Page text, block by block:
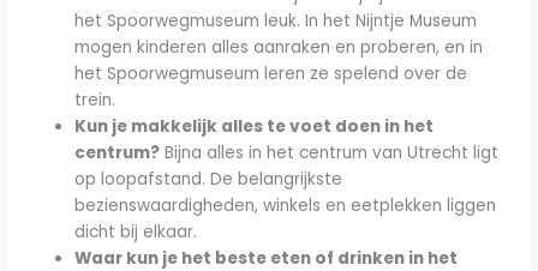
het Spoorwegmuseum leuk. In het Nijntje Museum
mogen kinderen alles aanraken en proberen, en in
het Spoorwegmuseum leren ze spelend over de
trein.
Kun je makkelijk alles te voet doen in het
centrum? Bijna alles in het centrum van Utrecht ligt
op loopafstand. De belangrijkste
bezienswaardigheden, winkels en eetplekken liggen
dicht bij elkaar.
Waar kun je het beste eten of drinken in het